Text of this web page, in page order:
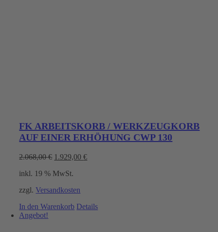
FK ARBEITSKORB / WERKZEUGKORB
AUF EINER ERHÖHUNG CWP 130
2.068,00€ Ursprünglicher
war:
1.929,00€Aktueller
inkl. 19 % MwSt.
zzgl.Versandkosten
In den Warenkorb Details
Angebot!